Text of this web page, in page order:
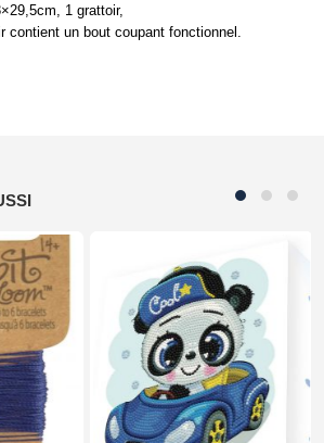
1 grattoir,
contient un bout coupant fonctionnel.